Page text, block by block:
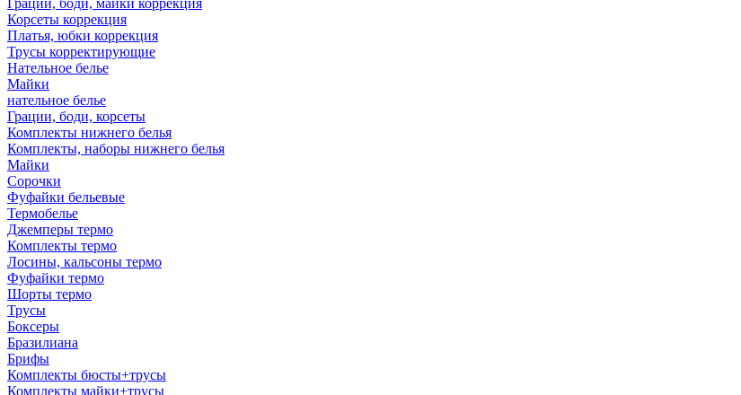
Грации, боди, майки коррекция
Корсеты коррекция
Платья, юбки коррекция
Трусы корректирующие
Нательное белье
Майки
нательное белье
Грации, боди, корсеты
Комплекты нижнего белья
Комплекты, наборы нижнего белья
Майки
Сорочки
Фуфайки бельевые
Термобелье
Джемперы термо
Комплекты термо
Лосины, кальсоны термо
Фуфайки термо
Шорты термо
Трусы
Боксеры
Бразилиана
Брифы
Комплекты бюсты+трусы
Комплекты майки+трусы